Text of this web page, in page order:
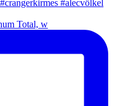
Total, w